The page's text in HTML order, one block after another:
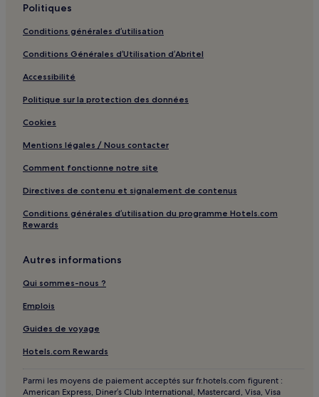
Politiques
Conditions générales d’utilisation
Conditions Générales d’Utilisation d’Abritel
Accessibilité
Politique sur la protection des données
Cookies
Mentions légales / Nous contacter
Comment fonctionne notre site
Directives de contenu et signalement de contenus
Conditions générales d’utilisation du programme Hotels.com
Rewards
Autres informations
Qui sommes-nous ?
Emplois
Guides de voyage
Hotels.com Rewards
Parmi les moyens de paiement acceptés sur fr.hotels.com figurent :
American Express, Diner’s Club International, Mastercard, Visa, Visa